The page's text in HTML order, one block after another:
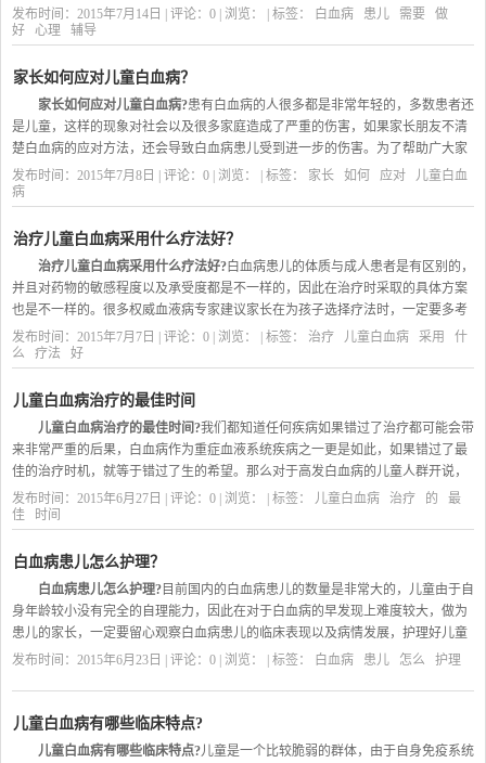
直接，所以很可能有脾气不好、排斥治疗等行为，这时家长对患儿的心理辅导就
很重要。
发布时间：2015年7月14日 | 评论：0 | 浏览： | 标签： 白血病 患儿 需要
做
好
心理 辅导
家长如何应对儿童白血病？
家长如何应对儿童白血病?患有白血病的人很多都是非常年轻的，多数患者还
是儿童，这样的现象对社会以及很多家庭造成了严重的伤害，如果家长朋友不清
楚白血病的应对方法，还会导致白血病患儿受到进一步的伤害。为了帮助广大家
长朋友做好儿童白血病的应对措施，血康专家为我们介绍如下：
业的医院或具有资质的机构接受系统正规的治疗。有些患儿被送到成人肿瘤血液
或到某些没有经验的医院接受治疗，这样很可能会影响到孩子的预后。已经有资
料表明，青少年白血病病人在专业医院接受化疗，其预后会比在成人医院治疗
好。这里并不是说成人肿瘤血液治疗不好，而是说成人和儿童的白血病治疗是有
发布时间：2015年7月8日 | 评论：0 | 浏览： | 标签： 家长 如何 应对
儿童白血
病
治疗儿童白血病采用什么疗法好？
治疗儿童白血病采用什么疗法好?白血病患儿的体质与成人患者是有区别的，
并且对药物的敏感程度以及承受度都是不一样的，因此在治疗时采取的具体方案
也是不一样的。很多权威血液病专家建议家长在为孩子选择疗法时，一定要多考
虑预后以及痊愈后的生存质量，不能只顾眼前效果而不管治疗后产生的“后遗
症”。
等症状，病程拖延后器官受浸润的症状体征越来越明显，少数病儿缓慢起病，表
现为乏力，纳差，精神不振，面色苍白日趋明显，并出现轻微出血现象，此时多
能确诊。
发布时间：2015年7月7日 | 评论：0 | 浏览： | 标签： 治疗 儿童白血病 采用
什
么
疗法 好
儿童白血病治疗的最佳时间
儿童白血病治疗的最佳时间?我们都知道任何疾病如果错过了治疗都可能会带
来非常严重的后果，白血病作为重症血液系统疾病之一更是如此，如果错过了最
佳的治疗时机，就等于错过了生的希望。那么对于高发白血病的儿童人群开说，
最佳治疗时间是什么。
专家分析：儿童白血病治疗的最佳时间
属于急性白血病类型。但是，很多家长由于对白血病不了解或一知半解，甚至误
解，往往耽误了孩子的治疗。据统计资料显示，在2005年一年接诊的白血病儿童
中，有很大部分病人就诊时已是晚期，错过了最佳治疗时机。目前儿童白血病治
疗缓解率和治疗情况低下，主要是由于很多家长缺乏白血病相关知识，有病不及
发布时间：2015年6月27日 | 评论：0 | 浏览： | 标签： 儿童白血病 治疗 的
最
佳
时间
白血病患儿怎么护理？
白血病患儿怎么护理?目前国内的白血病患儿的数量是非常大的，儿童由于自
身年龄较小没有完全的自理能力，因此在对于白血病的早发现上难度较大，做为
患儿的家长，一定要留心观察白血病患儿的临床表现以及病情发展，护理好儿童
白血病患者，下面就和大家谈谈，白血病患儿的护理措施有哪些。
容易杀灭，再加上我国采用骨髓移植治疗白血病取得很大进展，临床治愈是大有
希望的。因此，幼儿期的白血病如能及时发现，采用适当的治疗手段，往往都能
发布时间：2015年6月23日 | 评论：0 | 浏览： | 标签： 白血病 患儿 怎么 护理
儿童白血病有哪些临床特点?
儿童白血病有哪些临床特点?儿童是一个比较脆弱的群体，由于自身免疫系统